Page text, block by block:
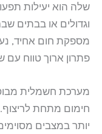
שלה הוא יעילות
וגדולים או בבתים
מספקת חום אחיד,
פתרון ארוך טווח עם
מערכת חשמלית
חימום מתחת
יותר במצבים